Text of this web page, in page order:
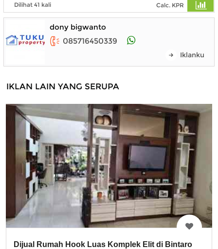
Dilihat 41 kali Calc. KPR
dony bigwanto
085716450339
Iklanku
IKLAN LAIN YANG SERUPA
Dijual Rumah Hook Luas Komplek Elit di Bintaro